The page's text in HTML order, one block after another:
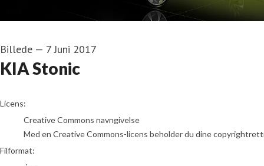
Billede — 7 Juni 2017
KIA Stonic
go to media item
Licens:
Creative Commons navngivelse
Med en Creative Commons-licens beholder du dine
Filformat: